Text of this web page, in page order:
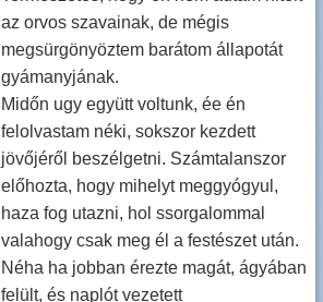
az orvos szavainak, de mégis
megsürgönyöztem barátom állapotát
gyámanyjának.
Midőn ugy együtt voltunk, ée én
felolvastam néki, sokszor kezdett
jövőjéről beszélgetni. Számtalanszor
előhozta, hogy mihelyt meggyógyul,
haza fog utazni, hol ssorgalommal
valahogy csak meg él a festészet után.
Néha ha jobban érezte magát, ágyában
felült, és naplót vezetett